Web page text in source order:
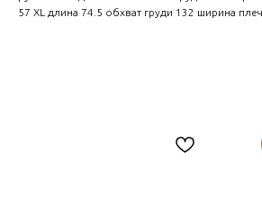
57 XL длина 74.5 обхват груди 132 ширина